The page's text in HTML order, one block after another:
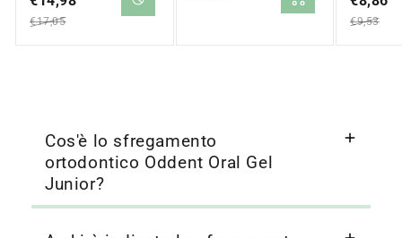
€17,05
€9,53
Cos'è lo sfregamento
ortodontico Oddent Oral Gel
Junior?